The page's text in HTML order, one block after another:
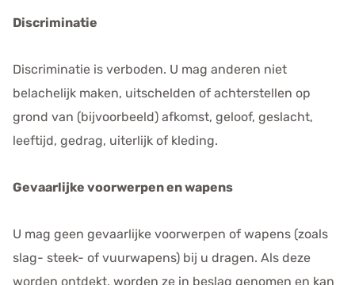
Discriminatie
Discriminatie is verboden. U mag anderen niet
belachelijk maken, uitschelden of achterstellen op
grond van (bijvoorbeeld) afkomst, geloof, geslacht,
leeftijd, gedrag, uiterlijk of kleding.
Gevaarlijke voorwerpen en wapens
U mag geen gevaarlijke voorwerpen of wapens (zoals
slag- steek- of vuurwapens) bij u dragen. Als deze
worden ontdekt, worden ze in beslag genomen en kan